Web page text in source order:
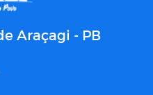
Araçagi - PB